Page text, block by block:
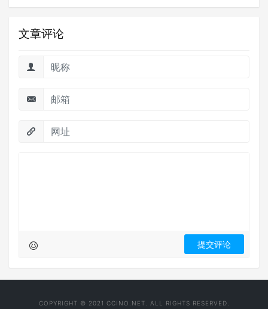
文章评论
COPYRIGHT © 2021 CCINO.NET. ALL RIGHTS RESERVED.